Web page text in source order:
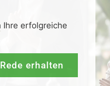
Ihre erfolgreiche
erhalten